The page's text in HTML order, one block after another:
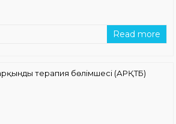
Read more
терапия бөлімшесі (АРҚТБ)